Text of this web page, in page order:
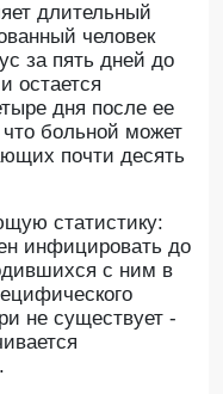
длительный
человек
за пять дней до
остается
дня после ее
что больной может
почти десять
статистику:
инфицировать до
с ним в
не существует -